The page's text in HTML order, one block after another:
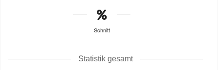
Schnitt
Statistik gesamt